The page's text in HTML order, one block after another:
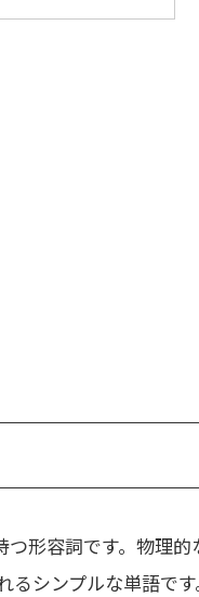
形容詞です。物理
シンプルな単語です